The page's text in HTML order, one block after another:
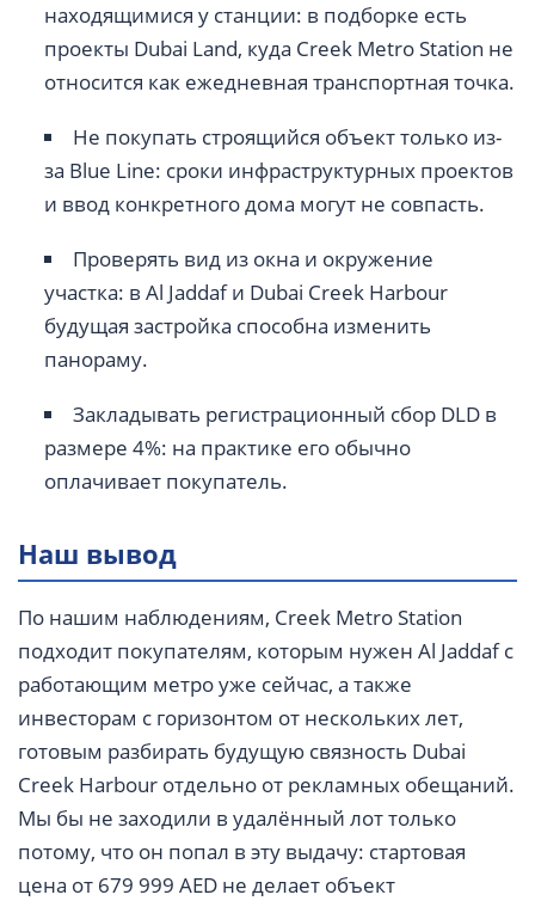
находящимися у станции: в подборке есть
проекты Dubai Land, куда Creek Metro Station не
относится как ежедневная транспортная точка.
Не покупать строящийся объект только из-
за Blue Line: сроки инфраструктурных проектов
и ввод конкретного дома могут не совпасть.
Проверять вид из окна и окружение
участка: в Al Jaddaf и Dubai Creek Harbour
будущая застройка способна изменить
панораму.
Закладывать регистрационный сбор DLD в
размере 4%: на практике его обычно
оплачивает покупатель.
Наш вывод
По нашим наблюдениям, Creek Metro Station
подходит покупателям, которым нужен Al Jaddaf с
работающим метро уже сейчас, а также
инвесторам с горизонтом от нескольких лет,
готовым разбирать будущую связность Dubai
Creek Harbour отдельно от рекламных обещаний.
Мы бы не заходили в удалённый лот только
потому, что он попал в эту выдачу: стартовая
цена от 679 999 AED не делает объект